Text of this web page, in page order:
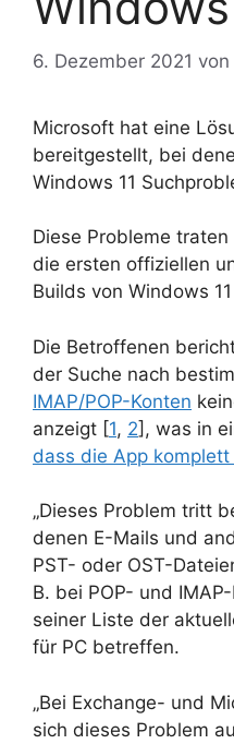
6. Dezember 2021 von
Microsoft hat eine
bereitgestellt, bei
Windows 11
Diese Probleme
die ersten offiziellen
Builds von Windows
Die Betroffenen
der Suche nach
IMAP/POP-Konten
anzeigt [1, 2], was in
dass die App komplett
„Dieses Problem tritt
denen E-Mails und
PST- oder OST-
B. bei POP- und
seiner Liste der
für PC betreffen.
„Bei Exchange- und
sich dieses Problem